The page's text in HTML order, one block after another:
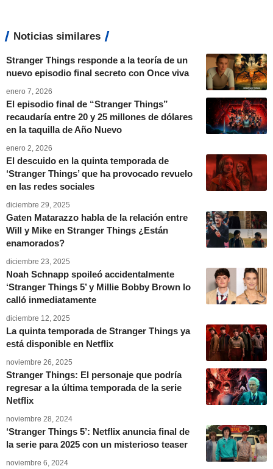
Noticias similares
Stranger Things responde a la teoría de un
nuevo episodio final secreto con Once viva
enero 7, 2026
El episodio final de “Stranger Things”
recaudaría entre 20 y 25 millones de dólares
en la taquilla de Año Nuevo
enero 2, 2026
El descuido en la quinta temporada de
‘Stranger Things’ que ha provocado revuelo
en las redes sociales
diciembre 29, 2025
Gaten Matarazzo habla de la relación entre
Will y Mike en Stranger Things ¿Están
enamorados?
diciembre 23, 2025
Noah Schnapp spoileó accidentalmente
‘Stranger Things 5’ y Millie Bobby Brown lo
calló inmediatamente
diciembre 12, 2025
La quinta temporada de Stranger Things ya
está disponible en Netflix
noviembre 26, 2025
Stranger Things: El personaje que podría
regresar a la última temporada de la serie
Netflix
noviembre 28, 2024
‘Stranger Things 5’: Netflix anuncia final de
la serie para 2025 con un misterioso teaser
noviembre 6, 2024